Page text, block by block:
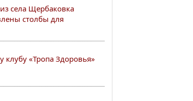
села Щербаковка
столбы для
клубу «Тропа Здоровья»